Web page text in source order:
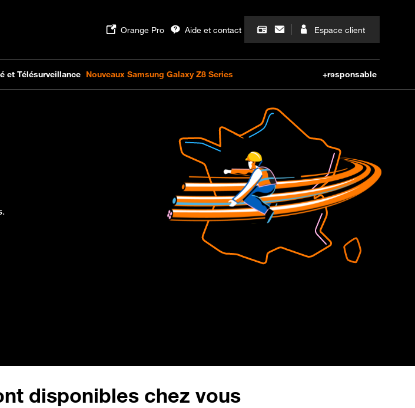
disponibles chez vous